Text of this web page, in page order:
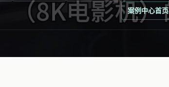
案例中心首页